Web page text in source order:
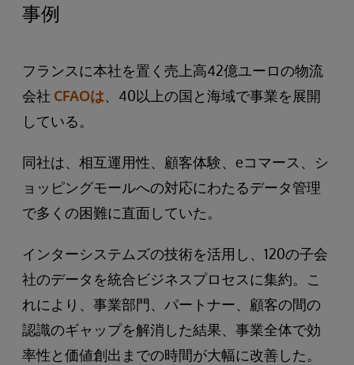
事例
フランスに本社を置く売上高42億ユーロの物流
会社 CFAOは、40以上の国と海域で事業を展開
している。
同社は、相互運用性、顧客体験、eコマース、シ
ョッピングモールへの対応にわたるデータ管理
で多くの困難に直面していた。
インターシステムズの技術を活用し、120の子会
社のデータを統合ビジネスプロセスに集約。こ
れにより、事業部門、パートナー、顧客の間の
認識のギャップを解消した結果、事業全体で効
率性と価値創出までの時間が大幅に改善した。